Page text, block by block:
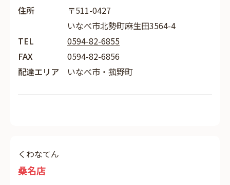
住所
〒511-0427
いなべ市北勢町麻生田3564-4
TEL
0594-82-6855
FAX
0594-82-6856
配達エリア
いなべ市・菰野町
くわなてん
桑名店